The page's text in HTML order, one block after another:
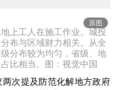
原图
上工人在施工作业。城投
布与区域财力相关。从全
分布较为均匀，省级、地
比相当。图：视觉中国
次提及防范化解地方政府